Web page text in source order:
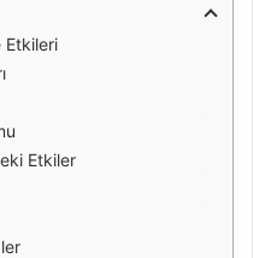
Etkileri
Etkiler